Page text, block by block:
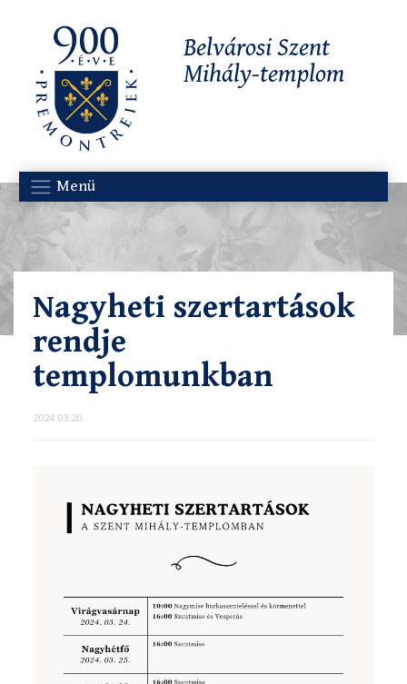
Belvárosi Szent
Mihály-templom
Menü
Nagyheti szertartások
rendje
templomunkban
2024.03.20.